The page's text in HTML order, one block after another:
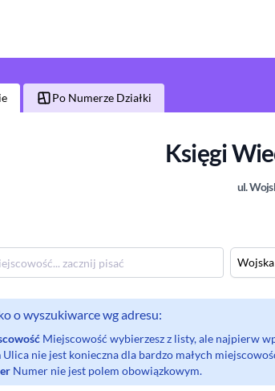
Po Numerze Działki
Księgi
ul.
o wyszukiwarce wg adresu:
Miejscowość wybierzesz z listy, ale najpierw
Ulica nie jest konieczna dla bardzo małych
Numer nie jest polem obowiązkowym.